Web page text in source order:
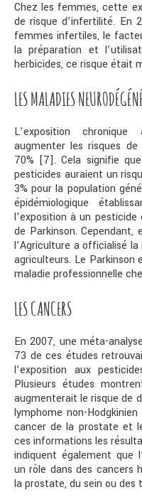
Chez les femmes, cette
de risque d’infertilité. En
femmes infertiles, le
la préparation et
herbicides, ce risque était
LES MALADIES
L’exposition
augmenter les risques
70% [7]. Cela signifie
pesticides auraient un
3% pour la population
épidémiologique
l’exposition à un
de Parkinson. Cependant,
l’Agriculture a officialisé
agriculteurs. Le
maladie professionnelle
LES CANCERS
En 2007, une méta-
73 de ces études
l’exposition aux
Plusieurs études
augmenterait le risque de
lymphome non-
cancer de la prostate et
ces informations les
indiquent également que
un rôle dans des cancers
la prostate, du sein ou des